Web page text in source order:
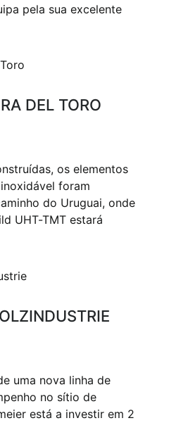
pela sua excelente
DEL TORO
os elementos
foram
do Uruguai, onde
UHT-TMT estará
uma nova linha de
no sítio de
está a investir em 2